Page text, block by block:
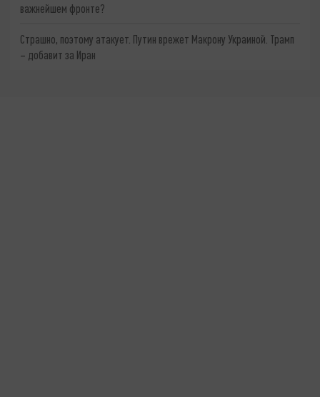
важнейшем фронте?
Страшно, поэтому атакует. Путин врежет Макрону Украиной. Трамп
– добавит за Иран